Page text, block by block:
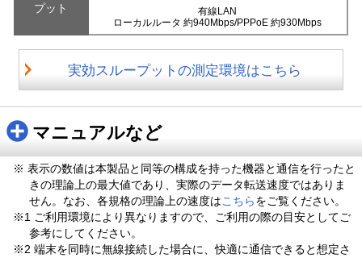
プット
有線LAN
ローカルルータ 約940Mbps/PPPoE 約930Mbps
実効スループットの測定環境はこちら
マニュアルなど
※ 表示の数値は本製品と同等の構成を持った機器と通信を行ったと
きの理論上の最大値であり、実際のデータ転送速度ではありま
せん。なお、各規格の理論上の速度はこちらをご覧ください。
※1 ご利用環境により異なりますので、ご利用の際の目安としてご
参考にしてください。
※2 端末を同時に無線接続した場合に、快適に通信できると想定さ